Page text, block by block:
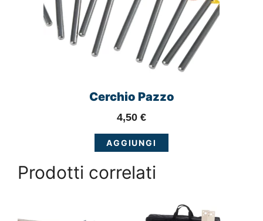
Cerchio Pazzo
4,50 €
AGGIUNGI
Prodotti correlati